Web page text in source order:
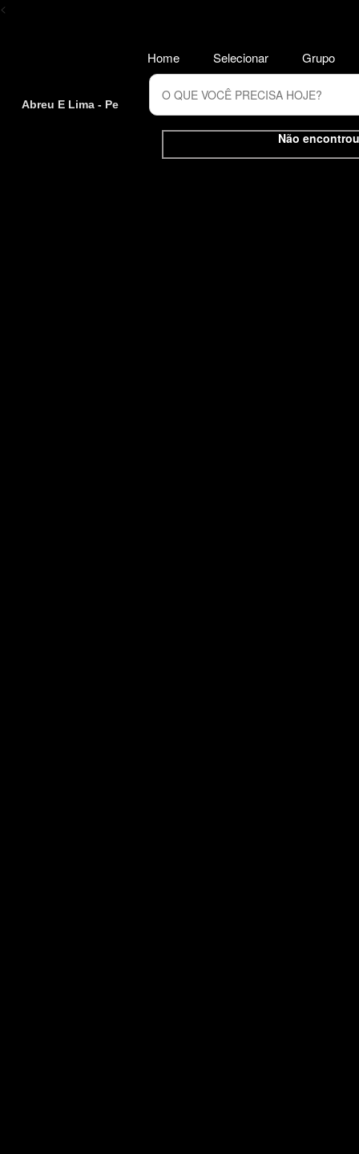
<
Abreu E Lima - Pe
Não
Home Selecionar Grupo